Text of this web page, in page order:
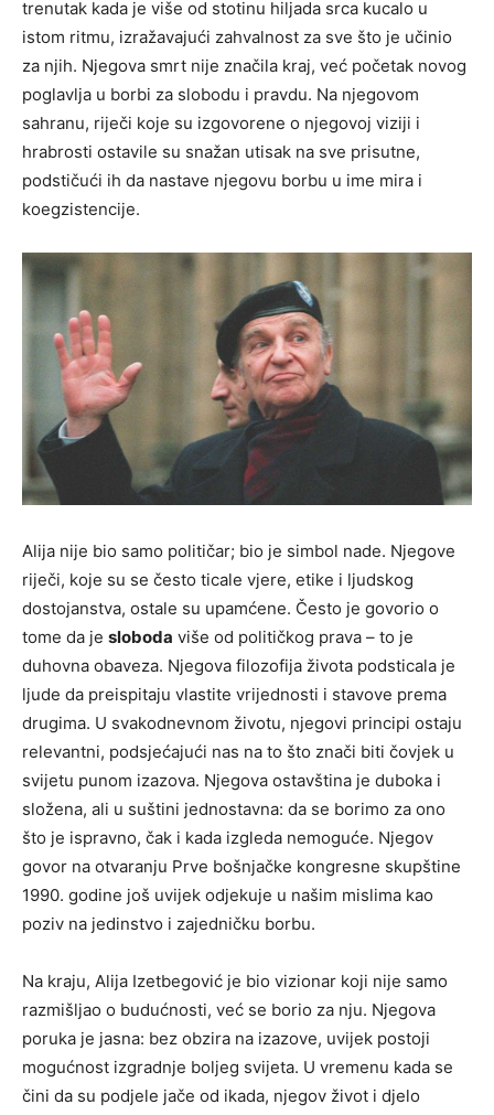
trenutak kada je više od stotinu hiljada srca kucalo u
istom ritmu, izražavajući zahvalnost za sve što je učinio
za njih. Njegova smrt nije značila kraj, već početak novog
poglavlja u borbi za slobodu i pravdu. Na njegovom
sahranu, riječi koje su izgovorene o njegovoj viziji i
hrabrosti ostavile su snažan utisak na sve prisutne,
podstičući ih da nastave njegovu borbu u ime mira i
koegzistencije.
Alija nije bio samo političar; bio je simbol nade. Njegove
riječi, koje su se često ticale vjere, etike i ljudskog
dostojanstva, ostale su upamćene. Često je govorio o
tome da je sloboda više od političkog prava – to je
duhovna obaveza. Njegova filozofija života podsticala je
ljude da preispitaju vlastite vrijednosti i stavove prema
drugima. U svakodnevnom životu, njegovi principi ostaju
relevantni, podsjećajući nas na to što znači biti čovjek u
svijetu punom izazova. Njegova ostavština je duboka i
složena, ali u suštini jednostavna: da se borimo za ono
što je ispravno, čak i kada izgleda nemoguće. Njegov
govor na otvaranju Prve bošnjačke kongresne skupštine
1990. godine još uvijek odjekuje u našim mislima kao
poziv na jedinstvo i zajedničku borbu.
Na kraju, Alija Izetbegović je bio vizionar koji nije samo
razmišljao o budućnosti, već se borio za nju. Njegova
poruka je jasna: bez obzira na izazove, uvijek postoji
mogućnost izgradnje boljeg svijeta. U vremenu kada se
čini da su podjele jače od ikada, njegov život i djelo